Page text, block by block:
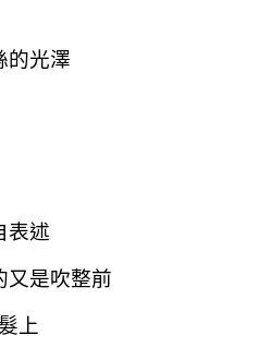
的光澤
表述
又是吹整前
上